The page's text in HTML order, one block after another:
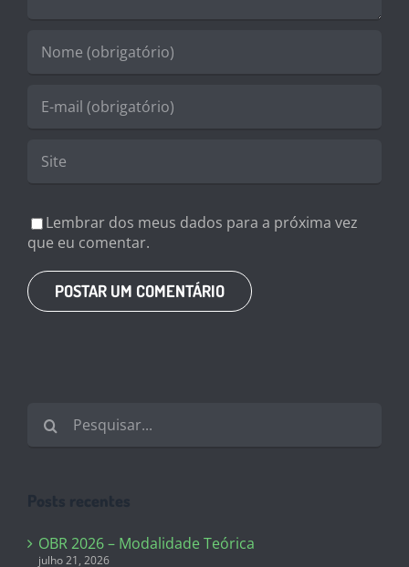
Lembrar dos meus dados para a próxima vez
que eu comentar.
resultados
OBR 2026 – Modalidade Teórica
julho 21, 2026